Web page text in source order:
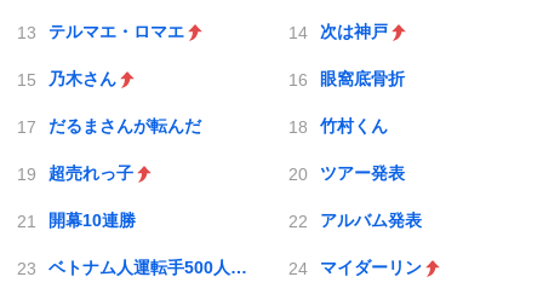
テルマエ・ロマエ 次は神戸
乃木さん 眼窩底骨折
だるまさんが転んだ 竹村くん
超売れっ子 ツアー発表
開幕10連勝 アルバム発表
ベトナム人運転手500人採用 マイダーリン